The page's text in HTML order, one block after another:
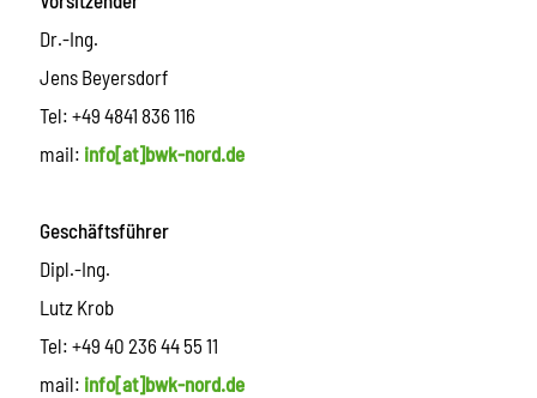
Dr.-Ing.
Jens Beyersdorf
Tel: +49 4841 836 116
mail: info[at]bwk-nord.de
Geschäftsführer
Dipl.-Ing.
Lutz Krob
Tel: +49 40 236 44 55 11
mail: info[at]bwk-nord.de